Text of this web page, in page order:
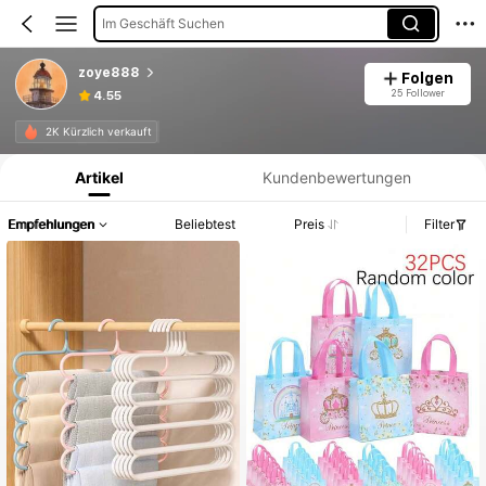
Im Geschäft Suchen
zoye888
4.55
Folgen
25 Follower
2K Kürzlich verkauft
Produktinformation: Preisangabe, Verkaufs- und Lagerbestandsdetails.
Artikel Kundenbewertungen
Empfehlungen Beliebtest Preis Filter